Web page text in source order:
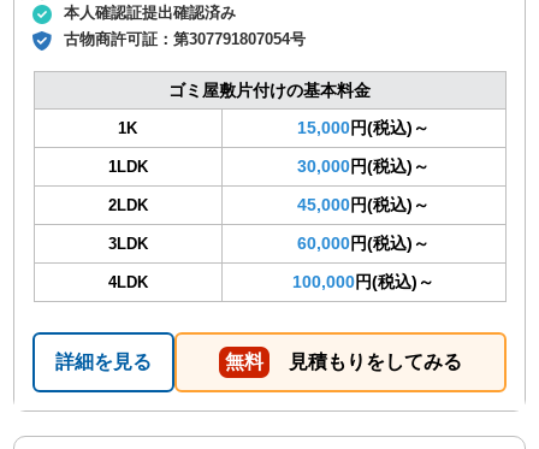
本人確認証提出確認済み
古物商許可証：第307791807054号
ゴミ屋敷片付けの基本料金
1K 15,000円(税込)～
1LDK 30,000円(税込)～
2LDK 45,000円(税込)～
3LDK 60,000円(税込)～
4LDK 100,000円(税込)～
詳細を見る 無料 見積もりをしてみる